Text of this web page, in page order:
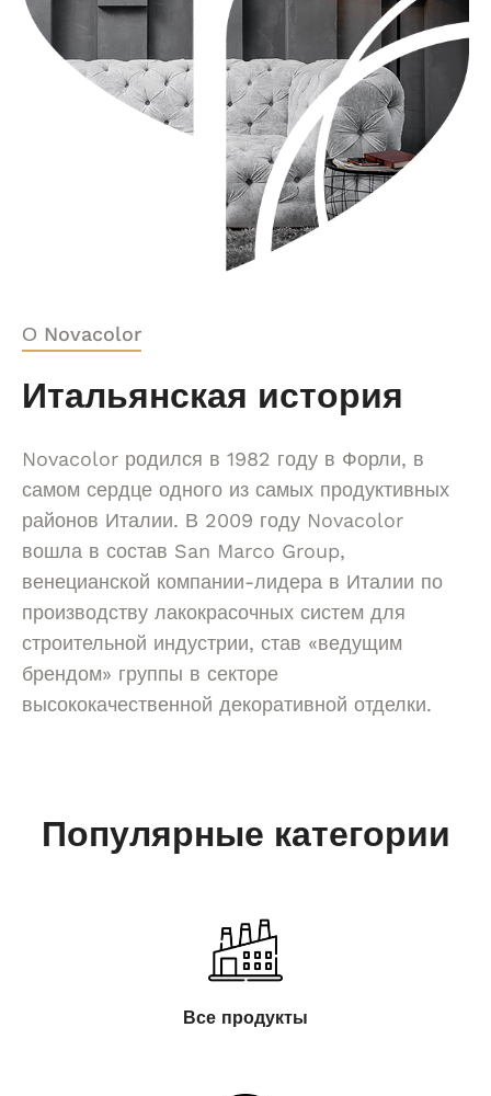
О Novacolor
Итальянская история
Novacolor родился в 1982 году в Форли, в
самом сердце одного из самых продуктивных
районов Италии. В 2009 году Novacolor
вошла в состав San Marco Group,
венецианской компании-лидера в Италии по
производству лакокрасочных систем для
строительной индустрии, став «ведущим
брендом» группы в секторе
высококачественной декоративной отделки.
Популярные категории
Все продукты